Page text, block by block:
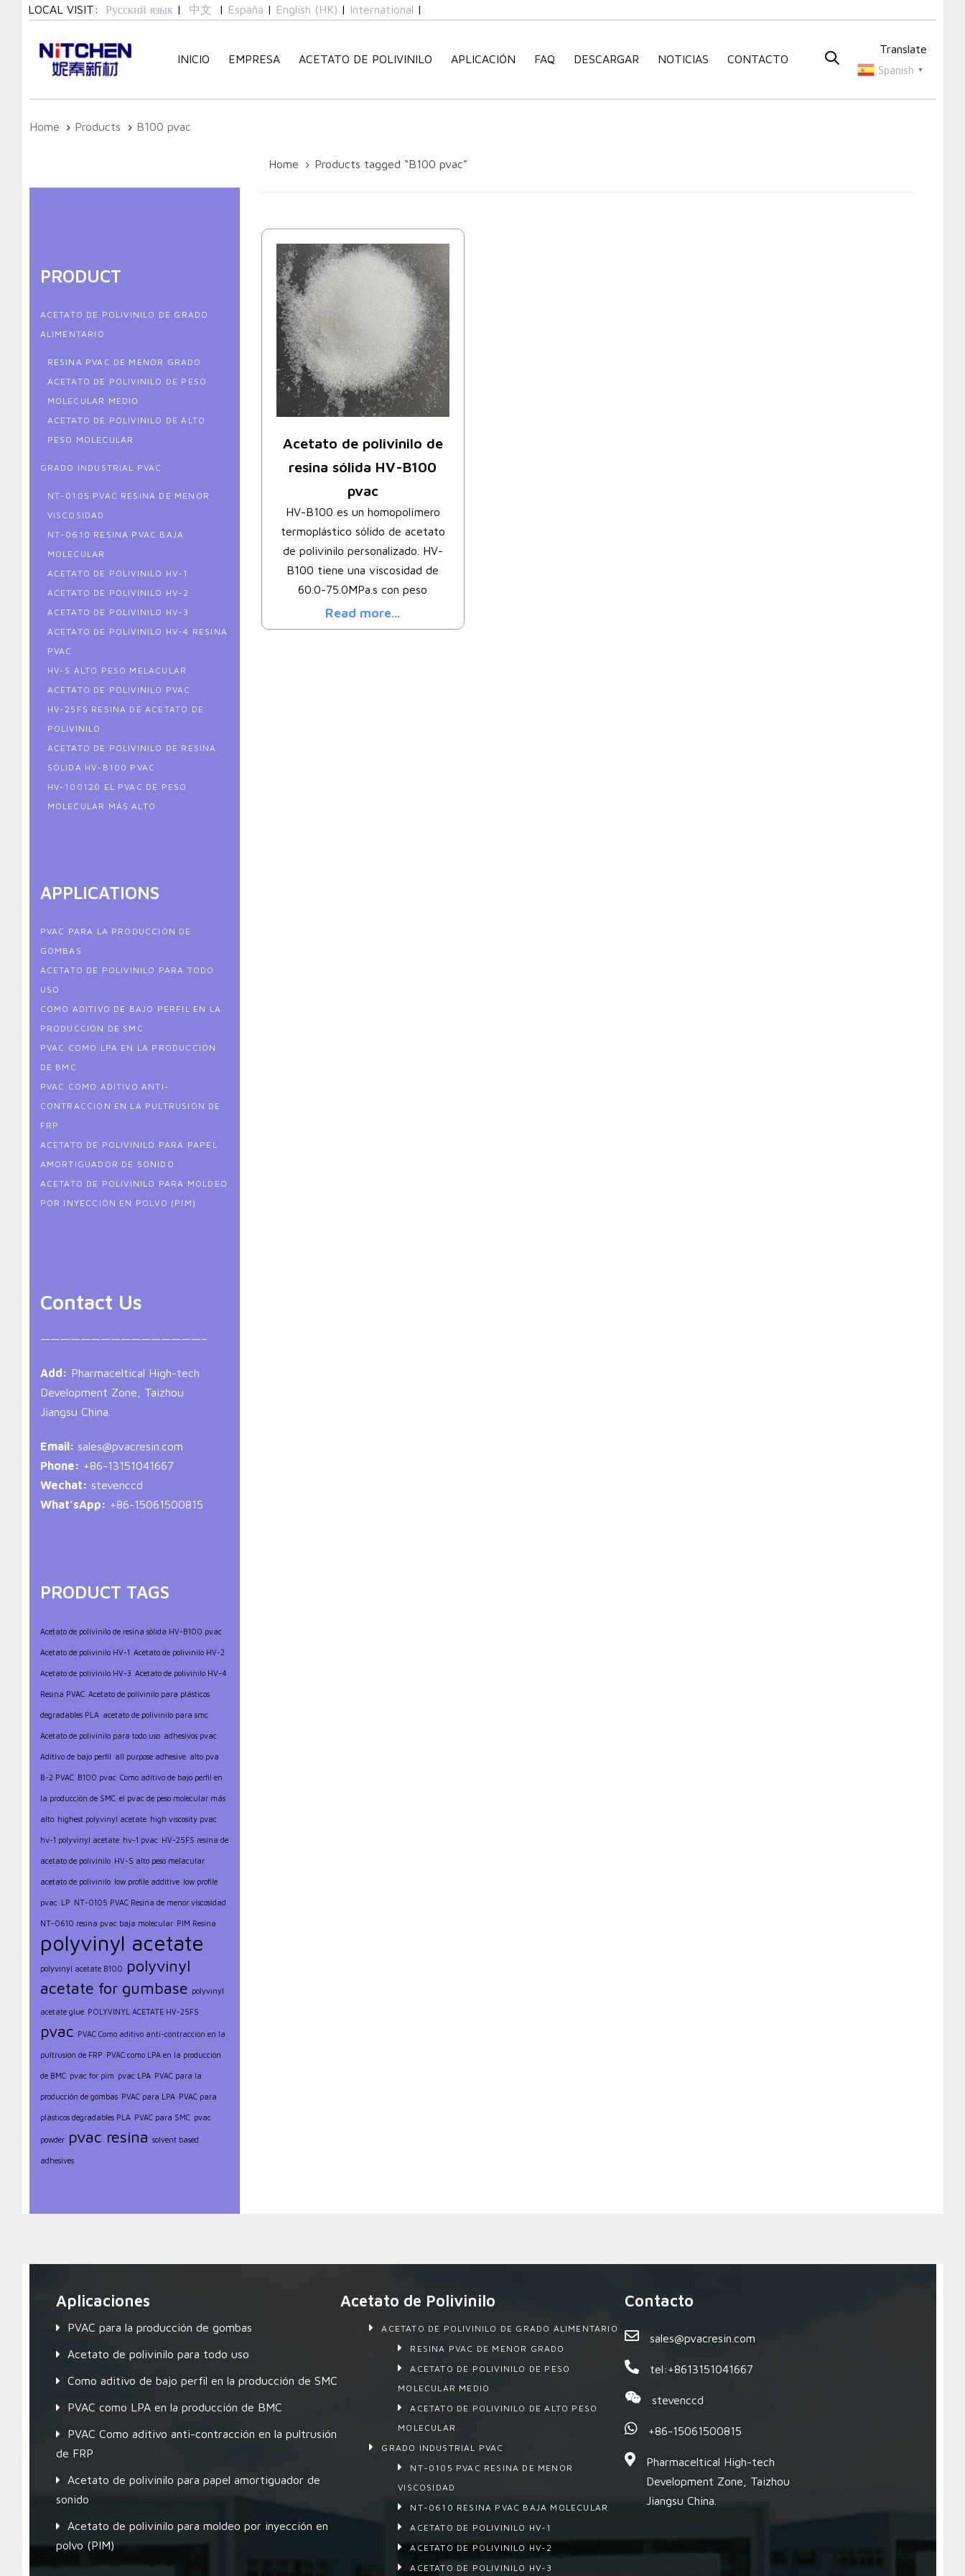
navigation
content
LOCAL VISIT: Русский язык | 中文 | España | English (HK) | International |
INICIO EMPRESA ACETATO DE POLIVINILO APLICACIÓN FAQ DESCARGAR NOTICIAS CONTACTO
Translate
Spanish ▼
Home Products B100 pvac
PRODUCT
ACETATO DE POLIVINILO DE GRADO
ALIMENTARIO
RESINA PVAC DE MENOR GRADO
ACETATO DE POLIVINILO DE PESO
MOLECULAR MEDIO
ACETATO DE POLIVINILO DE ALTO
PESO MOLECULAR
GRADO INDUSTRIAL PVAC
NT-0105 PVAC RESINA DE MENOR
VISCOSIDAD
NT-0610 RESINA PVAC BAJA
MOLECULAR
ACETATO DE POLIVINILO HV-1
ACETATO DE POLIVINILO HV-2
ACETATO DE POLIVINILO HV-3
ACETATO DE POLIVINILO HV-4 RESINA
PVAC
HV-S ALTO PESO MELACULAR
ACETATO DE POLIVINILO PVAC
HV-25FS RESINA DE ACETATO DE
POLIVINILO
ACETATO DE POLIVINILO DE RESINA
SÓLIDA HV-B100 PVAC
HV-100120 EL PVAC DE PESO
MOLECULAR MÁS ALTO
APPLICATIONS
PVAC PARA LA PRODUCCIÓN DE
GOMBAS
ACETATO DE POLIVINILO PARA TODO
USO
COMO ADITIVO DE BAJO PERFIL EN LA
PRODUCCIÓN DE SMC
PVAC COMO LPA EN LA PRODUCCIÓN
DE BMC
PVAC COMO ADITIVO ANTI-
CONTRACCIÓN EN LA PULTRUSIÓN DE
FRP
ACETATO DE POLIVINILO PARA PAPEL
AMORTIGUADOR DE SONIDO
ACETATO DE POLIVINILO PARA MOLDEO
POR INYECCIÓN EN POLVO (PIM)
Contact Us
————————————————–
Add: Pharmaceltical High-tech
Development Zone, Taizhou
Jiangsu China.
Email: sales@pvacresin.com
Phone: +86-13151041667
Wechat: stevenccd
What’sApp: +86-15061500815
PRODUCT TAGS
Acetato de polivinilo de resina sólida HV-B100 pvac
Acetato de polivinilo HV-1 Acetato de polivinilo HV-2
Acetato de polivinilo HV-3 Acetato de polivinilo HV-4
Resina PVAC Acetato de polivinilo para plásticos
degradables PLA acetato de polivinilo para smc
Acetato de polivinilo para todo uso adhesivos pvac
Aditivo de bajo perfil all purpose adhesive alto pva
B-2 PVAC B100 pvac Como aditivo de bajo perfil en
la producción de SMC el pvac de peso molecular más
alto highest polyvinyl acetate high viscosity pvac
hv-1 polyvinyl acetate hv-1 pvac HV-25FS resina de
acetato de polivinilo HV-S alto peso melacular
acetato de polivinilo low profile additive low profile
pvac LP NT-0105 PVAC Resina de menor viscosidad
NT-0610 resina pvac baja molecular PIM Resina
polyvinyl acetate
polyvinyl acetate B100
polyvinyl
acetate for gumbase polyvinyl
acetate glue POLYVINYL ACETATE HV-25FS
pvac PVAC Como aditivo anti-contracción en la
pultrusión de FRP PVAC como LPA en la producción
de BMC pvac for pim pvac LPA PVAC para la
producción de gombas PVAC para LPA PVAC para
plásticos degradables PLA PVAC para SMC pvac
powder pvac resina solvent based
adhesives
Home Products tagged “B100 pvac”
Acetato de polivinilo de
resina sólida HV-B100
pvac
HV-B100 es un homopolímero
termoplástico sólido de acetato
de polivinilo personalizado. HV-
B100 tiene una viscosidad de
60.0-75.0MPa.s con peso
Read more...
Aplicaciones
PVAC para la producción de gombas
Acetato de polivinilo para todo uso
Como aditivo de bajo perfil en la producción de SMC
PVAC como LPA en la producción de BMC
PVAC Como aditivo anti-contracción en la pultrusión
de FRP
Acetato de polivinilo para papel amortiguador de
sonido
Acetato de polivinilo para moldeo por inyección en
polvo (PIM)
Acetato de Polivinilo
ACETATO DE POLIVINILO DE GRADO ALIMENTARIO
RESINA PVAC DE MENOR GRADO
ACETATO DE POLIVINILO DE PESO
MOLECULAR MEDIO
ACETATO DE POLIVINILO DE ALTO PESO
MOLECULAR
GRADO INDUSTRIAL PVAC
NT-0105 PVAC RESINA DE MENOR
VISCOSIDAD
NT-0610 RESINA PVAC BAJA MOLECULAR
ACETATO DE POLIVINILO HV-1
ACETATO DE POLIVINILO HV-2
ACETATO DE POLIVINILO HV-3
Contacto
sales@pvacresin.com
tel:+8613151041667
stevenccd
+86-15061500815
Pharmaceltical High-tech
Development Zone, Taizhou
Jiangsu China.